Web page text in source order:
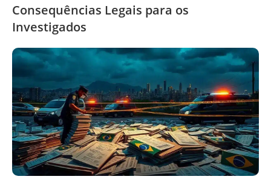
Consequências Legais para os
Investigados